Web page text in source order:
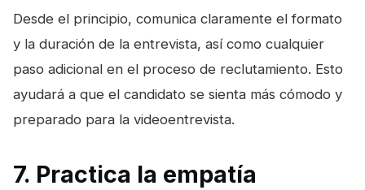
Desde el principio, comunica claramente el formato
y la duración de la entrevista, así como cualquier
paso adicional en el proceso de reclutamiento. Esto
ayudará a que el candidato se sienta más cómodo y
preparado para la videoentrevista.
7. Practica la empatía